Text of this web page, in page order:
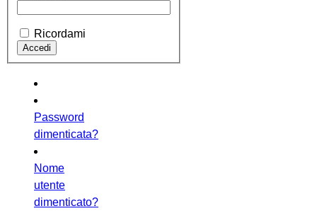
Ricordami
Password
dimenticata?
Nome
utente
dimenticato?